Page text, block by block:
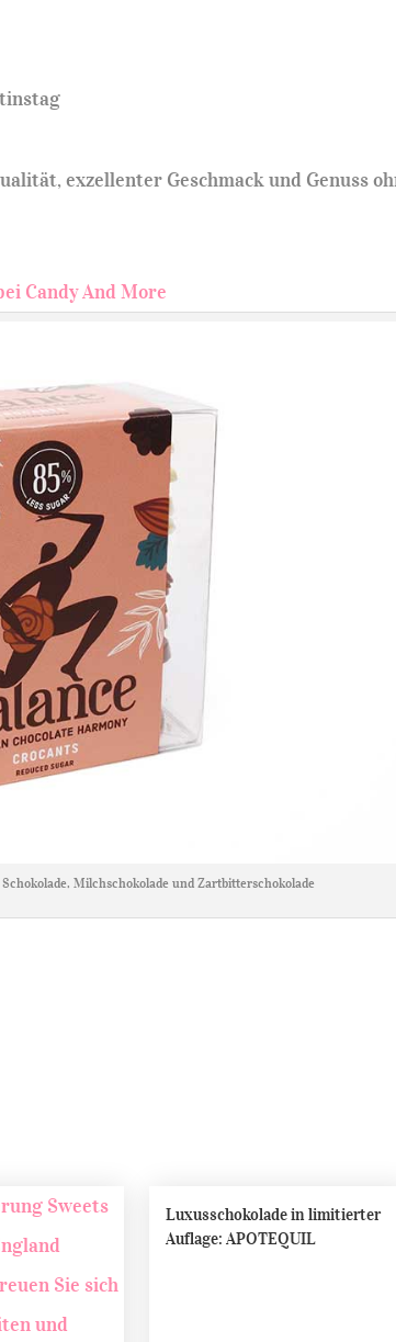
exzellenter Geschmack und Genuss
Candy And More
Milchschokolade und Zartbitterschokolade
Luxusschokolade in limitierter
Auflage: APOTEQUIL